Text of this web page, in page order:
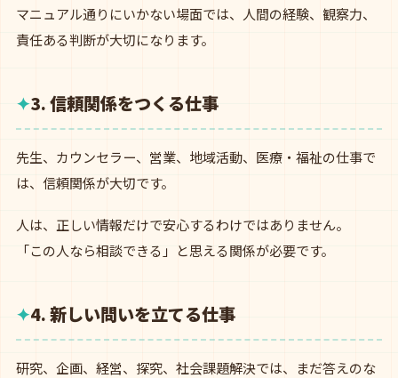
マニュアル通りにいかない場面では、人間の経験、観察力、
責任ある判断が大切になります。
3. 信頼関係をつくる仕事
先生、カウンセラー、営業、地域活動、医療・福祉の仕事で
は、信頼関係が大切です。
人は、正しい情報だけで安心するわけではありません。
「この人なら相談できる」と思える関係が必要です。
4. 新しい問いを立てる仕事
研究、企画、経営、探究、社会課題解決では、まだ答えのな